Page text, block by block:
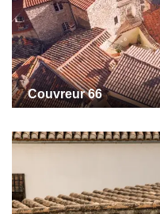
Couvreur 66